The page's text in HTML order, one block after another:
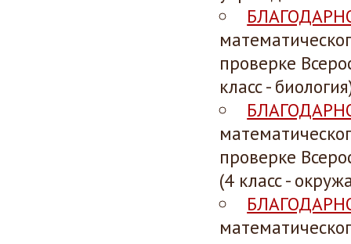
проверке
класс -
проверке
(4 класс -